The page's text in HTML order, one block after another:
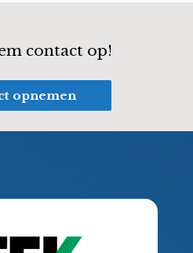
contact op!
opnemen